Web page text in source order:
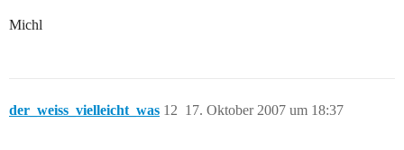
Michl
der_weiss_vielleicht_was 17. Oktober 2007 um 18:37
12